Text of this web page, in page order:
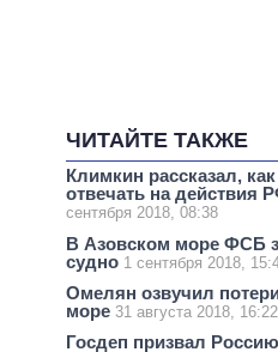
ЧИТАЙТЕ ТАКЖЕ
Климкин рассказал,
отвечать на действия
сентября 2018, 08:38
В Азовском море ФСБ
судно 1 сентября 2018,
Омелян озвучил
море 31 августа 2018, 16:22
Госдеп призвал